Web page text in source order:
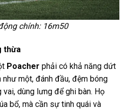
chính: 16m50
thừa
Poacher phải có khả năng dứt
một, đánh đầu, đệm bóng
vai, dùng lưng để ghi bàn. Họ
bổ, mà cần sự tinh quái và